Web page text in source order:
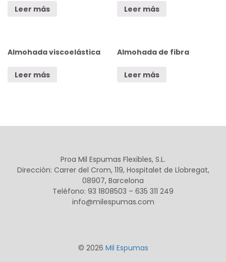
Leer más Leer más
Almohada viscoelástica
Leer más
Almohada de fibra
Leer más
Proa Mil Espumas Flexibles, S.L.
Dirección: Carrer del Crom, 119, Hospitalet de Llobregat,
08907, Barcelona
Teléfono: 93 1808503 – 635 311 249
info@milespumas.com
© 2026 Mil Espumas